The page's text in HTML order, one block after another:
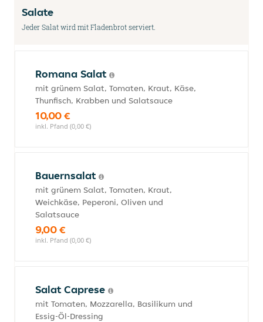
Salate
Jeder Salat wird mit Fladenbrot serviert.
Romana Salat
mit grünem Salat, Tomaten, Kraut, Käse,
Thunfisch, Krabben und Salatsauce
10,00 €
inkl. Pfand (0,00 €)
Bauernsalat
mit grünem Salat, Tomaten, Kraut,
Weichkäse, Peperoni, Oliven und
Salatsauce
9,00 €
inkl. Pfand (0,00 €)
Salat Caprese
mit Tomaten, Mozzarella, Basilikum und
Essig-Öl-Dressing